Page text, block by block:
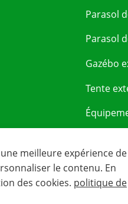
Parasol
Parasol
Gazébo
Tente
meilleure expérience de
le contenu. En
des cookies. politique de